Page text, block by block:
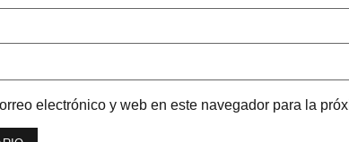
electrónico y web en este navegador para la